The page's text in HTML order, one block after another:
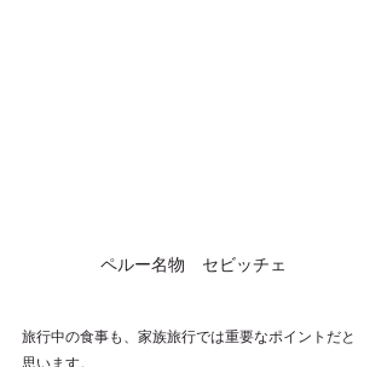
ペルー名物　セビッチェ
旅行中の食事も、家族旅行では重要なポイントだと